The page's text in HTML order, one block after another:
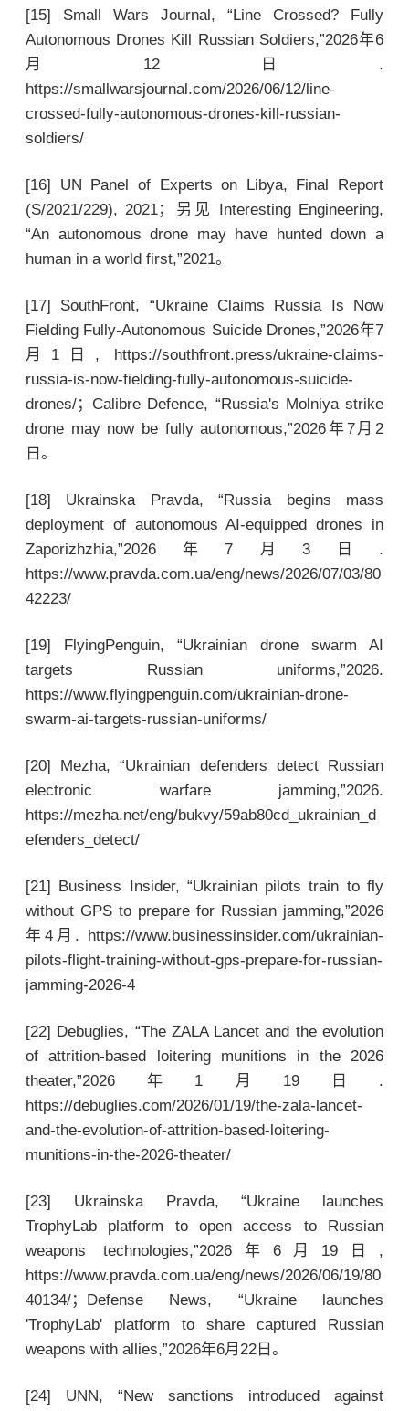
[15] Small Wars Journal, “Line Crossed? Fully
Autonomous Drones Kill Russian Soldiers,”2026年6
月12日.
https://smallwarsjournal.com/2026/06/12/line-
crossed-fully-autonomous-drones-kill-russian-
soldiers/
[16] UN Panel of Experts on Libya, Final Report
(S/2021/229), 2021；另见 Interesting Engineering,
“An autonomous drone may have hunted down a
human in a world first,”2021。
[17] SouthFront, “Ukraine Claims Russia Is Now
Fielding Fully-Autonomous Suicide Drones,”2026年7
月1日, https://southfront.press/ukraine-claims-
russia-is-now-fielding-fully-autonomous-suicide-
drones/；Calibre Defence, “Russia's Molniya strike
drone may now be fully autonomous,”2026年7月2
日。
[18] Ukrainska Pravda, “Russia begins mass
deployment of autonomous AI-equipped drones in
Zaporizhzhia,”2026年7月3日.
https://www.pravda.com.ua/eng/news/2026/07/03/80
42223/
[19] FlyingPenguin, “Ukrainian drone swarm AI
targets Russian uniforms,”2026.
https://www.flyingpenguin.com/ukrainian-drone-
swarm-ai-targets-russian-uniforms/
[20] Mezha, “Ukrainian defenders detect Russian
electronic warfare jamming,”2026.
https://mezha.net/eng/bukvy/59ab80cd_ukrainian_d
efenders_detect/
[21] Business Insider, “Ukrainian pilots train to fly
without GPS to prepare for Russian jamming,”2026
年4月. https://www.businessinsider.com/ukrainian-
pilots-flight-training-without-gps-prepare-for-russian-
jamming-2026-4
[22] Debuglies, “The ZALA Lancet and the evolution
of attrition-based loitering munitions in the 2026
theater,”2026年1月19日.
https://debuglies.com/2026/01/19/the-zala-lancet-
and-the-evolution-of-attrition-based-loitering-
munitions-in-the-2026-theater/
[23] Ukrainska Pravda, “Ukraine launches
TrophyLab platform to open access to Russian
weapons technologies,”2026年6月19日,
https://www.pravda.com.ua/eng/news/2026/06/19/80
40134/；Defense News, “Ukraine launches
'TrophyLab' platform to share captured Russian
weapons with allies,”2026年6月22日。
[24] UNN, “New sanctions introduced against